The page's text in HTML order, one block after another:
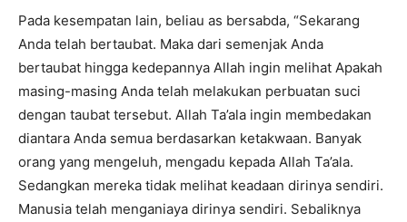
Pada kesempatan lain, beliau as bersabda, “Sekarang
Anda telah bertaubat. Maka dari semenjak Anda
bertaubat hingga kedepannya Allah ingin melihat Apakah
masing-masing Anda telah melakukan perbuatan suci
dengan taubat tersebut. Allah Ta’ala ingin membedakan
diantara Anda semua berdasarkan ketakwaan. Banyak
orang yang mengeluh, mengadu kepada Allah Ta’ala.
Sedangkan mereka tidak melihat keadaan dirinya sendiri.
Manusia telah menganiaya dirinya sendiri. Sebaliknya